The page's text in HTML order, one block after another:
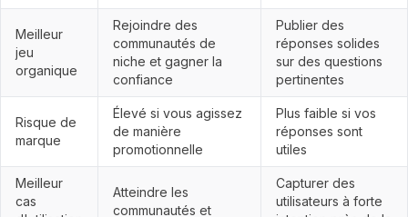
Meilleur
jeu
organique
Rejoindre des
communautés de
niche et gagner la
confiance
Publier des
réponses solides
sur des questions
pertinentes
Risque de
marque
Élevé si vous agissez
de manière
promotionnelle
Plus faible si vos
réponses sont
utiles
Meilleur
cas
Atteindre les
communautés et
Capturer des
utilisateurs à forte